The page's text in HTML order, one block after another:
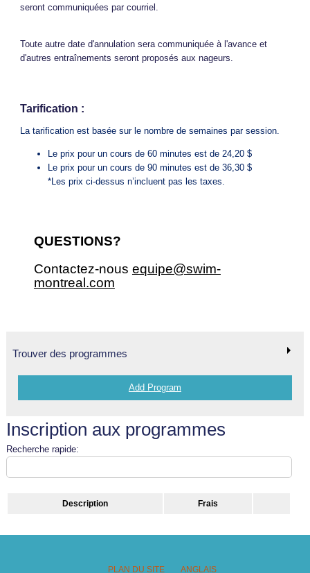
seront communiquées par courriel.
Toute autre date d'annulation sera communiquée à l'avance et
d'autres entraînements seront proposés aux nageurs.
Tarification :
La tarification est basée sur le nombre de semaines par session.
Le prix pour un cours de 60 minutes est de 24,20 $
Le prix pour un cours de 90 minutes est de 36,30 $
*Les prix ci-dessus n’incluent pas les taxes.
QUESTIONS?
Contactez-nous equipe@swim-
montreal.com
Trouver des programmes
Add Program
Inscription aux programmes
Recherche rapide:
Description Frais
PLAN DU SITE ANGLAIS